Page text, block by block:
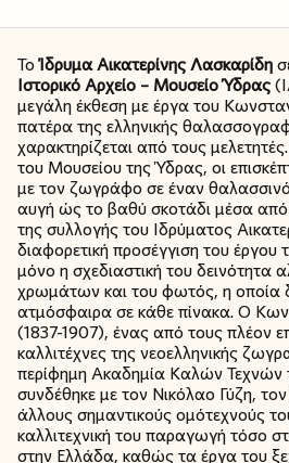
ΤοΊδρυμα Αικατερίνης Λασκαρίδη
Ιστορικό Αρχείο – Μουσείο Ύδρας
μεγάλη έκθεση με έργα του
πατέρα της ελληνικής
χαρακτηρίζεται από τους
του Μουσείου της Ύδρας, οι
με τον ζωγράφο σε έναν
αυγή ώς το βαθύ σκοτάδι μέσα από
της συλλογής του Ιδρύματος
διαφορετική προσέγγιση του έργου
μόνο η σχεδιαστική του δεινότητα
χρωμάτων και του φωτός, η οποία
ατμόσφαιρα σε κάθε πίνακα. Ο
(1837-1907), ένας από τους πλέον
καλλιτέχνες της νεοελληνικής
περίφημη Ακαδημία Καλών Τεχνών
συνδέθηκε με τον Νικόλαο Γύζη,
άλλους σημαντικούς ομότεχνούς
καλλιτεχνική του παραγωγή τόσο
στην Ελλάδα, καθώς τα έργα του